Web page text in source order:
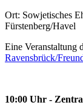
Ort: Sowjetisches
Fürstenberg/Havel
Eine Veranstaltung
Ravensbrück/
10:00 Uhr -